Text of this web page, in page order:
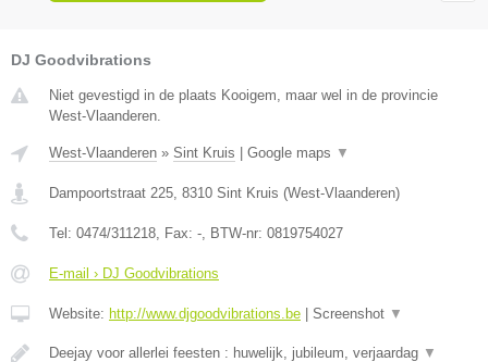
DJ Goodvibrations
Niet gevestigd in de plaats Kooigem, maar wel in de provincie
West-Vlaanderen.
West-Vlaanderen » Sint Kruis Google maps ▼
Dampoortstraat 225 8310 Sint Kruis (West-Vlaanderen)
Tel: 0474/311218 , Fax: - , BTW-nr: 0819754027
E-mail › DJ Goodvibrations
Website: http://www.djgoodvibrations.be Screenshot ▼
Deejay voor allerlei feesten : huwelijk, jubileum, verjaardag ▼